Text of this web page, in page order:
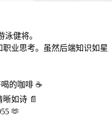
泳健将。
业思考。虽然后端知识如星
的咖啡 ☕️
如诗 📄
🫶